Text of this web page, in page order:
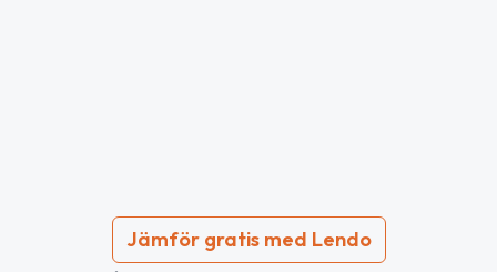
Jämför gratis med Lendo